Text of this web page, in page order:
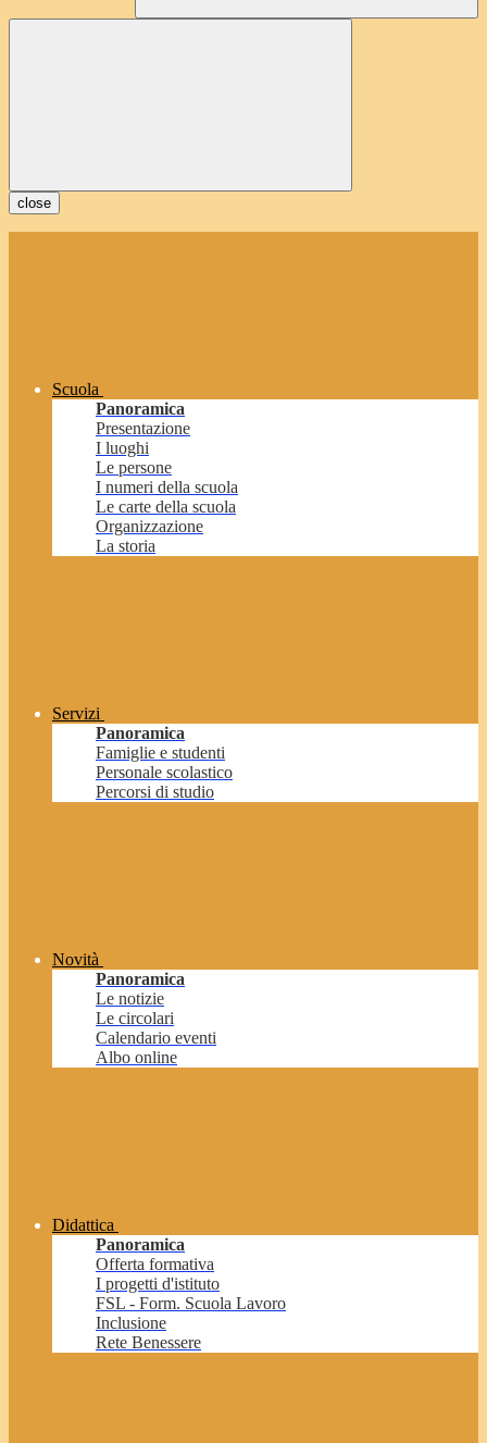
close
Scuola
Panoramica
Presentazione
I luoghi
Le persone
I numeri della scuola
Le carte della scuola
Organizzazione
La storia
Servizi
Panoramica
Famiglie e studenti
Personale scolastico
Percorsi di studio
Novità
Panoramica
Le notizie
Le circolari
Calendario eventi
Albo online
Didattica
Panoramica
Offerta formativa
I progetti d'istituto
FSL - Form. Scuola Lavoro
Inclusione
Rete Benessere